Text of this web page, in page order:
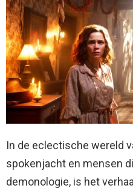
In de eclectische wereld
spokenjacht en mensen
demonologie, is het